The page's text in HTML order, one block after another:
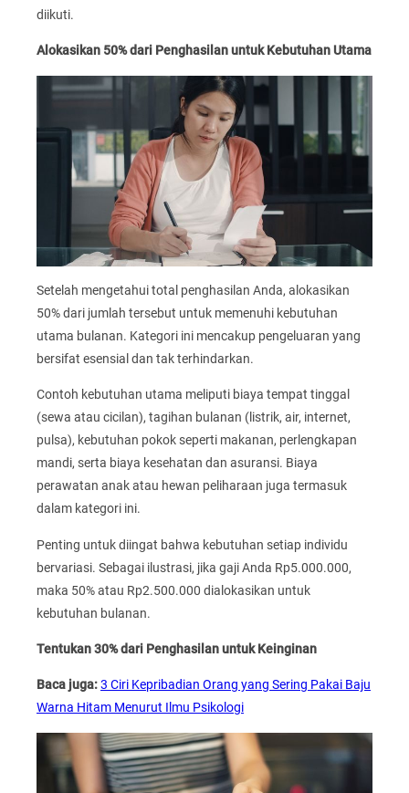
diikuti.
Alokasikan 50% dari Penghasilan untuk Kebutuhan Utama
Setelah mengetahui total penghasilan Anda, alokasikan
50% dari jumlah tersebut untuk memenuhi kebutuhan
utama bulanan. Kategori ini mencakup pengeluaran yang
bersifat esensial dan tak terhindarkan.
Contoh kebutuhan utama meliputi biaya tempat tinggal
(sewa atau cicilan), tagihan bulanan (listrik, air, internet,
pulsa), kebutuhan pokok seperti makanan, perlengkapan
mandi, serta biaya kesehatan dan asuransi. Biaya
perawatan anak atau hewan peliharaan juga termasuk
dalam kategori ini.
Penting untuk diingat bahwa kebutuhan setiap individu
bervariasi. Sebagai ilustrasi, jika gaji Anda Rp5.000.000,
maka 50% atau Rp2.500.000 dialokasikan untuk
kebutuhan bulanan.
Tentukan 30% dari Penghasilan untuk Keinginan
Baca juga:3 Ciri Kepribadian Orang yang Sering Pakai Baju
Warna Hitam Menurut Ilmu Psikologi